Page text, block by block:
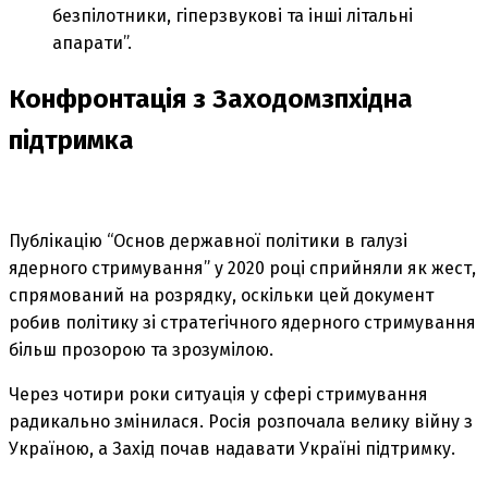
безпілотники, гіперзвукові та інші літальні
апарати”.
Конфронтація з Заходомзпхідна
підтримка
Публікацію “Основ державної політики в галузі
ядерного стримування” у 2020 році сприйняли як жест,
спрямований на розрядку, оскільки цей документ
робив політику зі стратегічного ядерного стримування
більш прозорою та зрозумілою.
Через чотири роки ситуація у сфері стримування
радикально змінилася. Росія розпочала велику війну з
Україною, а Захід почав надавати Україні підтримку.